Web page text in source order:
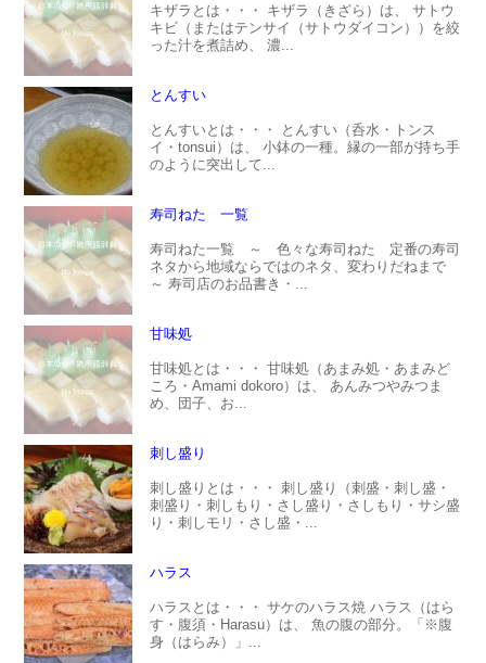
キザラとは・・・ キザラ（きざら）は、 サトウ
キビ（またはテンサイ（サトウダイコン））を絞
った汁を煮詰め、 濃...
とんすい
とんすいとは・・・ とんすい（呑水・トンス
イ・tonsui）は、 小鉢の一種。縁の一部が持ち手
のように突出して...
寿司ねた 一覧
寿司ねた一覧 ～ 色々な寿司ねた 定番の寿司
ネタから地域ならではのネタ、変わりだねまで
～ 寿司店のお品書き・...
甘味処
甘味処とは・・・ 甘味処（あまみ処・あまみど
ころ・Amami dokoro）は、 あんみつやみつま
め、団子、お...
刺し盛り
刺し盛りとは・・・ 刺し盛り（刺盛・刺し盛・
刺盛り・刺しもり・さし盛り・さしもり・サシ盛
り・刺しモリ・さし盛・...
ハラス
ハラスとは・・・ サケのハラス焼 ハラス（はら
す・腹須・Harasu）は、 魚の腹の部分。「※腹
身（はらみ）」...